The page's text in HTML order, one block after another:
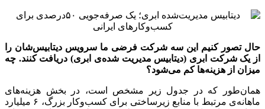
حال تصور کنیم این سه شرکت فرضی ما سرویس دیتابیس‌شان را
از یک شرکت ابری (دیتابیس مدیریت شده‌ی ابری) دریافت کنند. چه
میزان از هزینه‌ها کم می‌شود؟
همان‌طور که در جدول زیر مشخص است، در بخش هزینه‌های
ماهانه‌ی مرتبط با منابع زیرساختی برای کسب‌وکار بزرگ، ۶ میلیارد